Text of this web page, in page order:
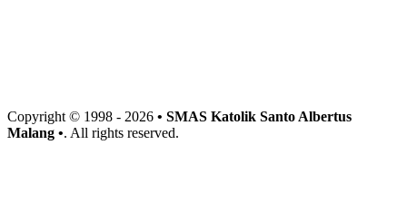
Copyright © 1998 - 2026 • SMAS Katolik Santo Albertus
Malang •. All rights reserved.